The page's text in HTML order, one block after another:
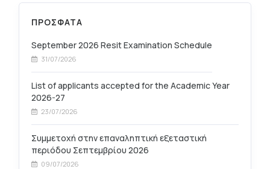
Υδροδυναμικής»
ΠΡΟΣΦΑΤA
September 2026 Resit Examination Schedule
31/07/2026
List of applicants accepted for the Academic Year
2026-27
23/07/2026
Συμμετοχή στην επαναληπτική εξεταστική
περιόδου Σεπτεμβρίου 2026
09/07/2026